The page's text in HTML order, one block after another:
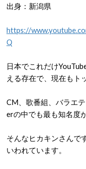
出身：新潟県
https://
Q
日本でこれだけ
える存在で、現在もト
CM 、歌番組、バラエ
erの中でも最も知名度
そんなヒカキンさんで
いわれています。